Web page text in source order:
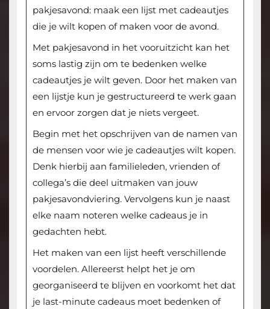
pakjesavond: maak een lijst met cadeautjes
die je wilt kopen of maken voor de avond.
Met pakjesavond in het vooruitzicht kan het
soms lastig zijn om te bedenken welke
cadeautjes je wilt geven. Door het maken van
een lijstje kun je gestructureerd te werk gaan
en ervoor zorgen dat je niets vergeet.
Begin met het opschrijven van de namen van
de mensen voor wie je cadeautjes wilt kopen.
Denk hierbij aan familieleden, vrienden of
collega’s die deel uitmaken van jouw
pakjesavondviering. Vervolgens kun je naast
elke naam noteren welke cadeaus je in
gedachten hebt.
Het maken van een lijst heeft verschillende
voordelen. Allereerst helpt het je om
georganiseerd te blijven en voorkomt het dat
je last-minute cadeaus moet bedenken of